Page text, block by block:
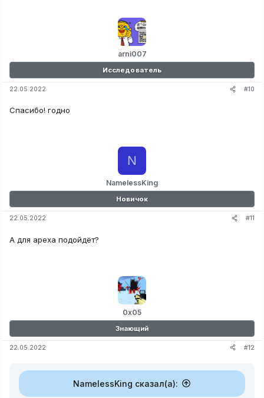
arni007
Исследователь
22.05.2022 #10
Спасибо! годно
NamelessKing
N
Новичок
22.05.2022 #11
А для apexa подойдёт?
0x05
Знающий
22.05.2022 #12
NamelessKing сказал(а):